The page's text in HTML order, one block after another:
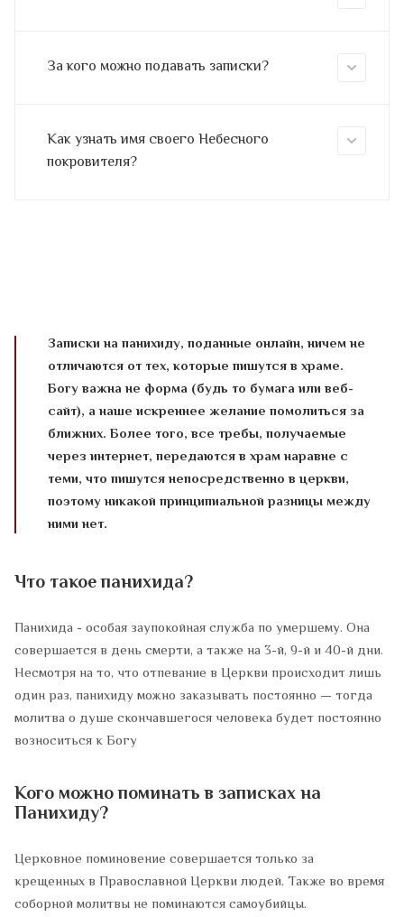
За кого можно подавать записки?
Как узнать имя своего Небесного
покровителя?
Записки на панихиду, поданные онлайн, ничем не
отличаются от тех, которые пишутся в храме.
Богу важна не форма (будь то бумага или веб-
сайт), а наше искреннее желание помолиться за
ближних. Более того, все требы, получаемые
через интернет, передаются в храм наравне с
теми, что пишутся непосредственно в церкви,
поэтому никакой принципиальной разницы между
ними нет.
Что такое панихида?
Панихида - особая заупокойная служба по умершему. Она
совершается в день смерти, а также на 3-й, 9-й и 40-й дни.
Несмотря на то, что отпевание в Церкви происходит лишь
один раз, панихиду можно заказывать постоянно — тогда
молитва о душе скончавшегося человека будет постоянно
возноситься к Богу
Кого можно поминать в записках на
Панихиду?
Церковное поминовение совершается только за
крещенных в Православной Церкви людей. Также во время
соборной молитвы не поминаются самоубийцы.